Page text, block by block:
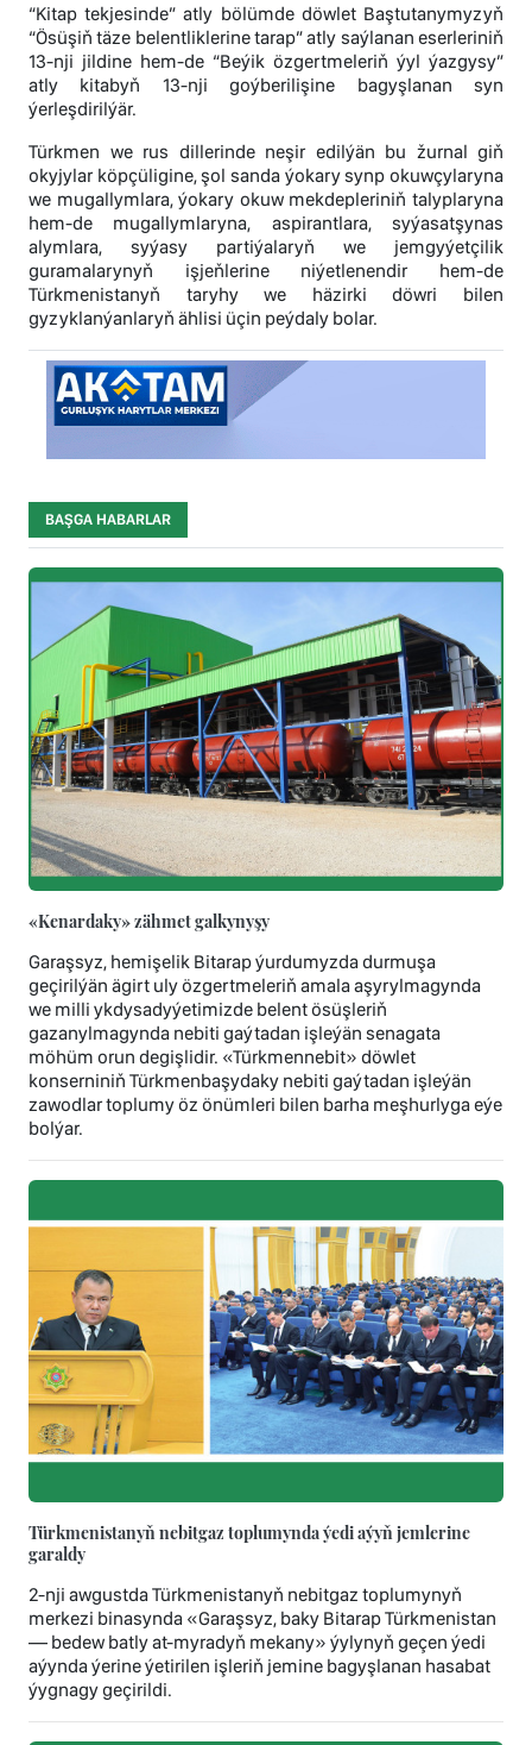
“Kitap tekjesinde” atly bölümde döwlet Baştutanymyzyň
“Ösüşiň täze belentliklerine tarap” atly saýlanan eserleriniň
13-nji jildine hem-de “Beýik özgertmeleriň ýyl ýazgysy”
atly kitabyň 13-nji goýberilişine bagyşlanan syn
ýerleşdirilýär.
Türkmen we rus dillerinde neşir edilýän bu žurnal giň
okyjylar köpçüligine, şol sanda ýokary synp okuwçylaryna
we mugallymlara, ýokary okuw mekdepleriniň talyplaryna
hem-de mugallymlaryna, aspirantlara, syýasatşynas
alymlara, syýasy partiýalaryň we jemgyýetçilik
guramalarynyň işjeňlerine niýetlenendir hem-de
Türkmenistanyň taryhy we häzirki döwri bilen
gyzyklanýanlaryň ählisi üçin peýdaly bolar.
BAŞGA HABARLAR
«Kenardaky» zähmet galkynyşy
Garaşsyz, hemişelik Bitarap ýurdumyzda durmuşa
geçirilýän ägirt uly özgertmeleriň amala aşyrylmagynda
we milli ykdysadyýetimizde belent ösüşleriň
gazanylmagynda nebiti gaýtadan işleýän senagata
möhüm orun degişlidir. «Türkmennebit» döwlet
konserniniň Türkmenbaşydaky nebiti gaýtadan işleýän
zawodlar toplumy öz önümleri bilen barha meşhurlyga eýe
bolýar.
Türkmenistanyň nebitgaz toplumynda ýedi aýyň jemlerine
garaldy
2-nji awgustda Türkmenistanyň nebitgaz toplumynyň
merkezi binasynda «Garaşsyz, baky Bitarap Türkmenistan
— bedew batly at-myradyň mekany» ýylynyň geçen ýedi
aýynda ýerine ýetirilen işleriň jemine bagyşlanan hasabat
ýygnagy geçirildi.